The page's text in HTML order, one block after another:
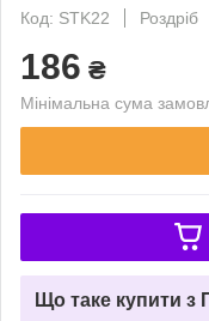
Код: STK22
Роздріб
186 ₴
Мінімальна сума
Що таке купити з